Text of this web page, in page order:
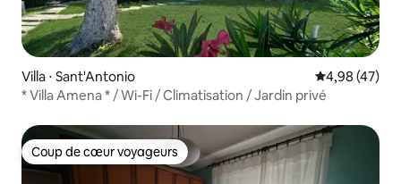
Villa ⋅ Sant'Antonio Évaluation
4,98 (47)
* Villa Amena * / Wi-Fi / Climatisation / Jardin privé
Coup de cœur voyageurs
Coup de cœur voyageurs